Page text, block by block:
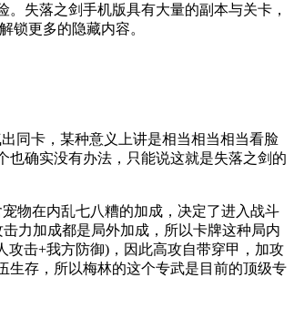
失落之剑手机版具有大量的副本与关卡，
锁更多的隐藏内容。
同卡，某种意义上讲是相当相当相当看脸
也确实没有办法，只能说这就是失落之剑的
物在内乱七八糟的加成，决定了进入战斗
力加成都是局外加成，所以卡牌这种局内
攻击+我方防御)，因此高攻自带穿甲，加攻
生存，所以梅林的这个专武是目前的顶级专